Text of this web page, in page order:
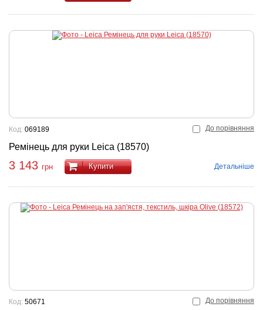
До порівняння
Ремінець для руки Leica (18570)
Код: 069189
3 143 грн Купити Детальніше
До порівняння
Код: 50671